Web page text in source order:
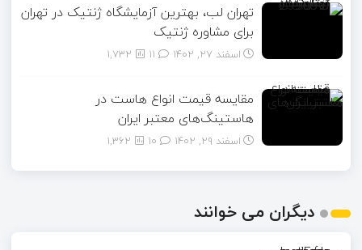
تهران لب، بهترین آزمایشگاه ژنتیک در تهران
برای مشاوره ژنتیک
اسفند ۲۷, ۱۴۰۲ 1,732
مقایسه قیمت انواع هاست در
هاستینگ‌های معتبر ایران
اسفند ۲۹, ۱۴۰۲ 1,362
دیگران می خوانند